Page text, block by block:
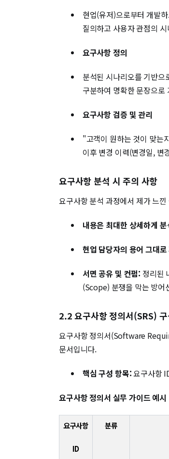
현업(유저)으로부터 개발
질의하고 사용자 관점의
요구사항 정의
분석된 시나리오를 기반
구분하여 명확한 문장으로
요구사항 검증 및 관리
"고객이 원하는 것이 맞는
이후 변경 이력(변경일, 변
요구사항 분석 시 주의 사항
요구사항 분석 과정에서 제가 느
내용은 최대한 상세하게 분
현업 담당자의 용어 그대
서면 공유 및 컨펌: 정리된
(Scope) 분쟁을 막는 방어
2.2 요구사항 정의서(SRS)
요구사항 정의서(Software
문서입니다.
핵심 구성 항목:요구사항
요구사항 정의서 실무 가이드 예시
요구사항
ID
분류